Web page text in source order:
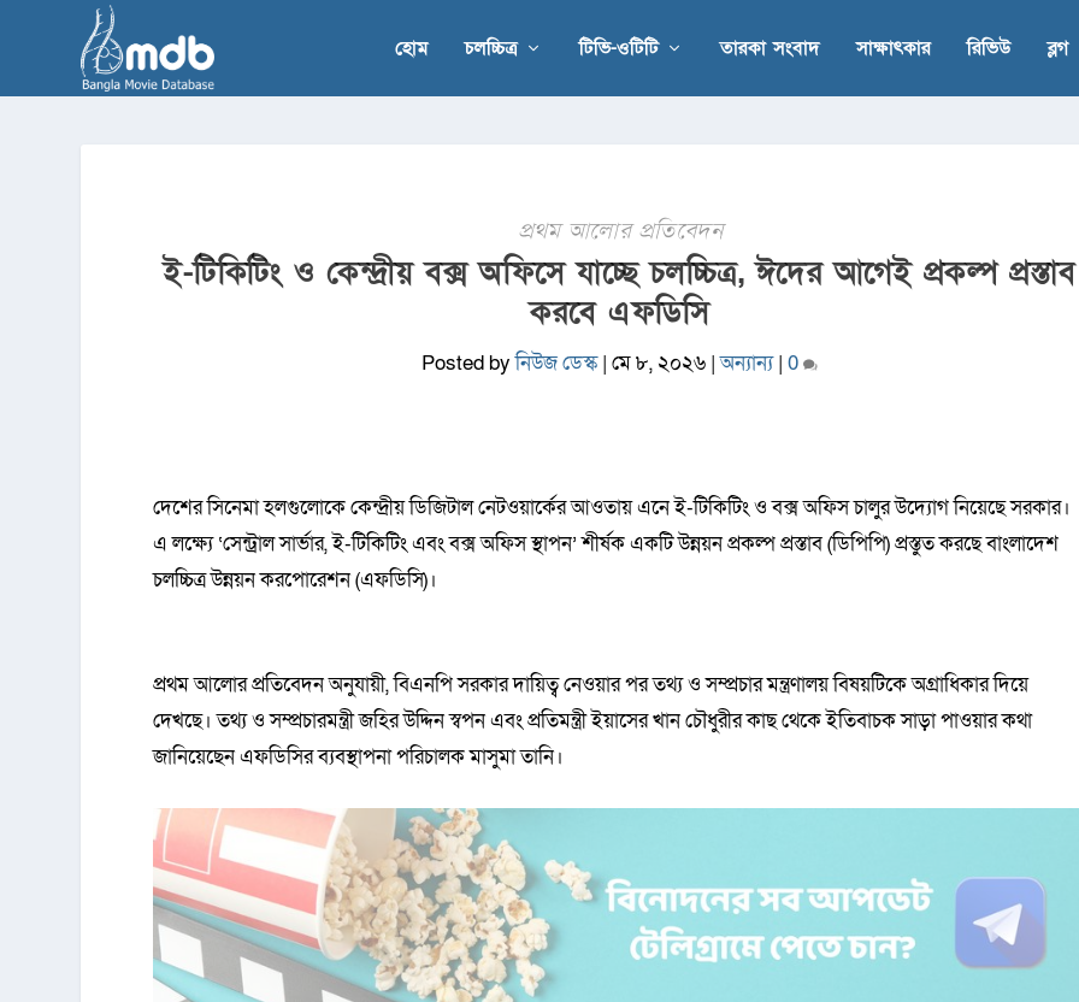
হোম চলচ্চিত্র টিভি-ওটিটি তারকা সংবাদ সাক্ষাৎকার রিভিউ ব্লগ
প্রথম আলোর প্রতিবেদন
ই-টিকিটিং ও কেন্দ্রীয় বক্স অফিসে যাচ্ছে চলচ্চিত্র, ঈদের আগেই প্রকল্প প্রস্তাব
করবে এফডিসি
Posted byনিউজ ডেস্ক|মে ৮, ২০২৬ |অন্যান্য|0
দেশের সিনেমা হলগুলোকে কেন্দ্রীয় ডিজিটাল নেটওয়ার্কের আওতায় এনে ই-টিকিটিং ও বক্স অফিস চালুর উদ্যোগ নিয়েছে সরকার।
এ লক্ষ্যে ‘সেন্ট্রাল সার্ভার, ই-টিকিটিং এবং বক্স অফিস স্থাপন’ শীর্ষক একটি উন্নয়ন প্রকল্প প্রস্তাব (ডিপিপি) প্রস্তুত করছে বাংলাদেশ
চলচ্চিত্র উন্নয়ন করপোরেশন (এফডিসি)।
প্রথম আলোর প্রতিবেদন অনুযায়ী, বিএনপি সরকার দায়িত্ব নেওয়ার পর তথ্য ও সম্প্রচার মন্ত্রণালয় বিষয়টিকে অগ্রাধিকার দিয়ে
দেখছে। তথ্য ও সম্প্রচারমন্ত্রী জহির উদ্দিন স্বপন এবং প্রতিমন্ত্রী ইয়াসের খান চৌধুরীর কাছ থেকে ইতিবাচক সাড়া পাওয়ার কথা
জানিয়েছেন এফডিসির ব্যবস্থাপনা পরিচালক মাসুমা তানি।